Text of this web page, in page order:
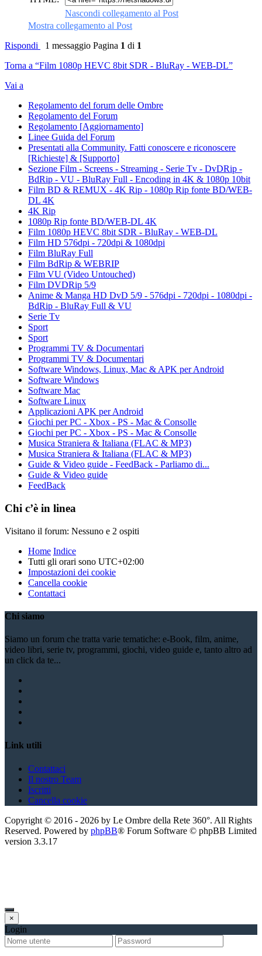
Nascondi collegamento al Post
Mostra collegamento al Post
Rispondi
1 messaggio Pagina 1 di 1
Torna a “Film 1080p HEVC 8bit SDR - BluRay - WEB-DL”
Vai a
Regolamento del forum delle Ombre
Regolamento del Forum
Regolamento [Aggiornamento]
Linee Guida del Forum
Presentati alla Community. Fatti conoscere e riconoscere
[Richieste] & [Supporto]
Sezione Film - Screens - Streaming - Serie Tv - DvDRip -
BdRip - VU - BluRay Full - Encoding in 4K & 1080p 10bit
Film BD & REMUX - 4K Rip - 1080p Rip fonte BD/WEB-
DL 4K
4K Rip
1080p Rip fonte BD/WEB-DL 4K
Film 1080p HEVC 8bit SDR - BluRay - WEB-DL
Film HD 576dpi - 720dpi & 1080dpi
Film BluRay Full
Film BdRip & WEBRIP
Film VU (Video Untouched)
Film DVDRip 5/9
Anime & Manga HD DvD 5/9 - 576dpi - 720dpi - 1080dpi -
BdRip - BluRay Full & VU
Serie Tv
Sport
Sport
Programmi TV & Documentari
Programmi TV & Documentari
Software Windows, Linux, Mac & APK per Android
Software Windows
Software Mac
Software Linux
Applicazioni APK per Android
Giochi per PC - Xbox - PS - Mac & Consolle
Giochi per PC - Xbox - PS - Mac & Consolle
Musica Straniera & Italiana (FLAC & MP3)
Musica Straniera & Italiana (FLAC & MP3)
Guide & Video guide - FeedBack - Parliamo di...
Guide & Video guide
FeedBack
Chi c’è in linea
Visitano il forum: Nessuno e 2 ospiti
Home Indice
Tutti gli orari sono UTC+02:00
Impostazioni dei cookie
Cancella cookie
Contattaci
Chi siamo
Siamo un forum che tratta varie tematiche: e-Book, film, anime,
video libri, serie tv, programmi, giochi, video guide e, tanto altro ad
un click da te...
Link utili
Contattaci
Il nostro Team
Iscritti
Cancella cookie
Copyright © 2016 - 2026 by Le Ombre della Rete 360°. All Rights
Reserved. Powered by phpBB® Forum Software © phpBB Limited
version 3.3.17
×
Login